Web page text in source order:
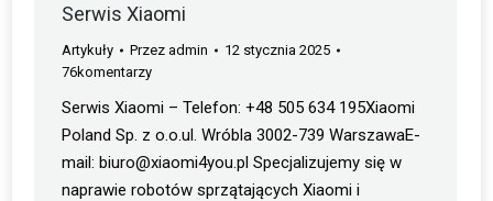
Serwis Xiaomi
Artykuły Przez admin
12 stycznia 2025
76komentarzy
Serwis Xiaomi – Telefon: +48 505 634 195Xiaomi
Poland Sp. z o.o.ul. Wróbla 3002-739 WarszawaE-
mail: biuro@xiaomi4you.pl Specjalizujemy się w
naprawie robotów sprzątających Xiaomi i